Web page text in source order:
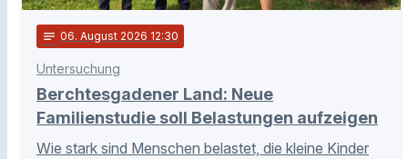
notes 06. August 2026 12:30
Untersuchung
Berchtesgadener Land: Neue
Familienstudie soll Belastungen aufzeigen
Wie stark sind Menschen belastet, die kleine Kinder